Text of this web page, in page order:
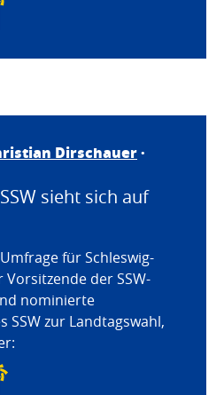
Dirschauer·
sieht sich auf
für Schleswig-
der SSW-
nominierte
SSW zur Landtagswahl,